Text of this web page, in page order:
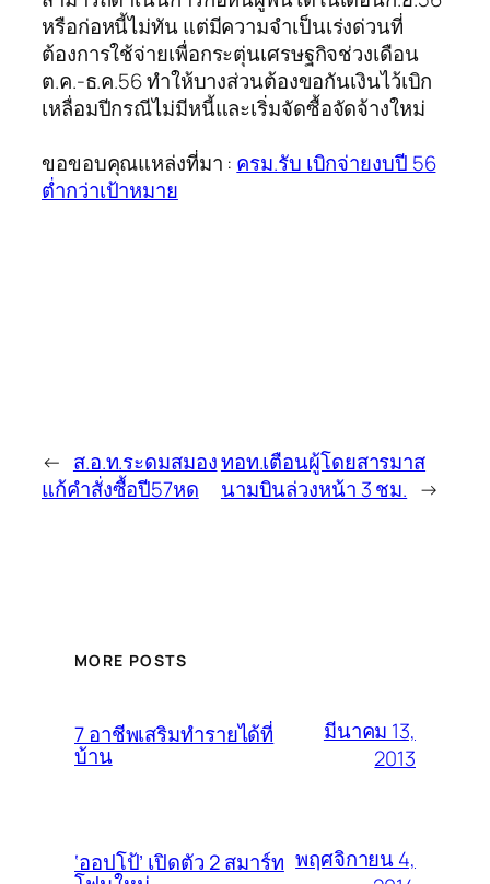
หรือก่อหนี้ไม่ทัน แต่มีความจำเป็นเร่งด่วนที่
ต้องการใช้จ่ายเพื่อกระตุ่นเศรษฐกิจช่วงเดือน
ต.ค.-ธ.ค.56 ทำให้บางส่วนต้องขอกันเงินไว้เบิก
เหลื่อมปีกรณีไม่มีหนี้และเริ่มจัดซื้อจัดจ้างใหม่
ขอขอบคุณแหล่งที่มา : ครม.รับ เบิกจ่ายงบปี 56
ต่ำกว่าเป้าหมาย
← ส.อ.ท.ระดมสมอง
แก้คำสั่งซื้อปี57หด
ทอท.เตือนผู้โดยสารมาส
นามบินล่วงหน้า 3 ชม. →
MORE POSTS
7 อาชีพเสริมทำรายได้ที่
บ้าน
มีนาคม 13,
2013
‘ออปโป้’ เปิดตัว 2 สมาร์ท พฤศจิกายน 4,